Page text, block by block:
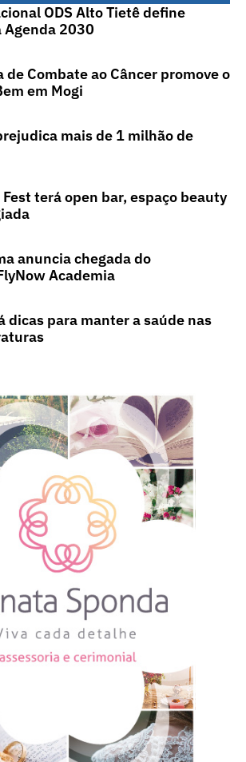
ODS Alto Tietê define
2030
de Combate ao Câncer promove o
em Mogi
mais de 1 milhão de
terá open bar, espaço beauty
anuncia chegada do
Academia
dicas para manter a saúde nas